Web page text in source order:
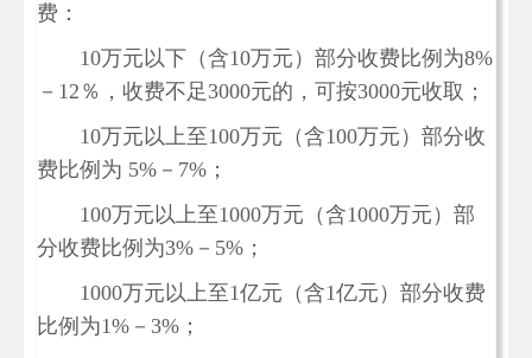
费：
10万元以下（含10万元）部分收费比例为8%
－12％，收费不足3000元的，可按3000元收取；
10万元以上至100万元（含100万元）部分收
费比例为 5%－7%；
100万元以上至1000万元（含1000万元）部
分收费比例为3%－5%；
1000万元以上至1亿元（含1亿元）部分收费
比例为1%－3%；